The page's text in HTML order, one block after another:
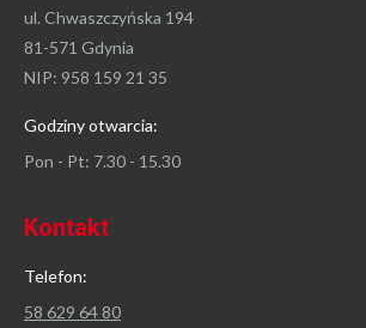
ul. Chwaszczyńska 194
81-571 Gdynia
NIP: 958 159 21 35
Godziny otwarcia:
Pon - Pt: 7.30 - 15.30
Kontakt
Telefon:
58 629 64 80